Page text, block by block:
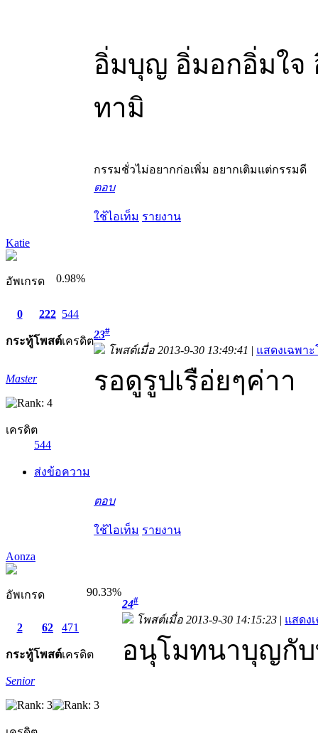
อิ่มบุญ อิ่มอกอิ่มใจ
ทามิ
กรรมชั่วไม่อยากก่อเพิ่ม อยากเติมแต่กรรมดี
ตอบ
ใช้ไอเท็ม รายงาน
Katie
อัพเกรด 0.98%
0
กระทู้
222
โพสต์
544
เครดิต
Master
เครดิต
544
ส่งข้อความ
23#
โพสต์เมื่อ 2013-9-30 13:49:41 | แสดงเฉพา
รอดูรูปเรือ่ยๆค่าา
ตอบ
ใช้ไอเท็ม รายงาน
Aonza
อัพเกรด 90.33%
2
กระทู้
62
โพสต์
471
เครดิต
Senior
24#
โพสต์เมื่อ 2013-9-30 14:15:23 | แสดง
อนุโมทนาบุญกับ